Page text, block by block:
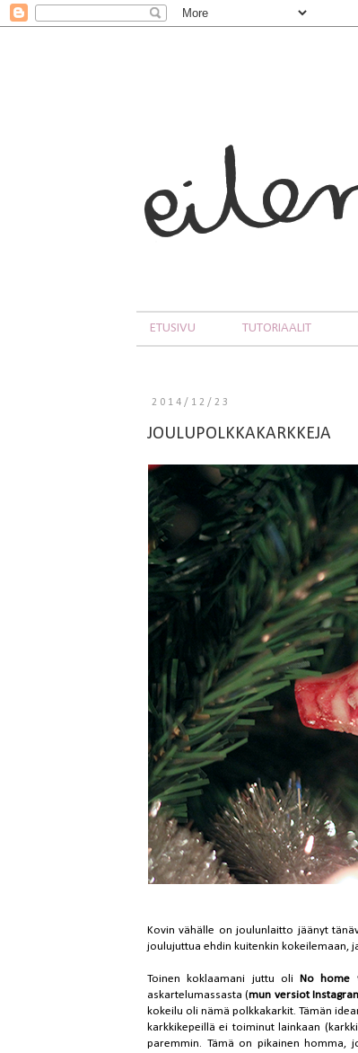
ETUSIVU TUTORIAALIT
2014/12/23
JOULUPOLKKAKARKKEJA
Kovin vähälle on joulunlaitto jäänyt
joulujuttua ehdin kuitenkin kokeilemaan,
Toinen koklaamani juttu oli No home
askartelumassasta (mun versiot
kokeilu oli nämä polkkakarkit. Tämän
karkkikepeillä ei toiminut lainkaan
paremmin. Tämä on pikainen homma,